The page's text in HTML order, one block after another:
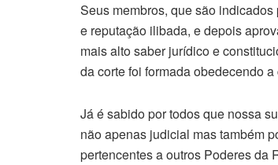
Seus membros, que são
e reputação ilibada, e depois
mais alto saber jurídico e
da corte foi formada obedecendo
Já é sabido por todos que nossa
não apenas judicial mas também
pertencentes a outros Poderes da